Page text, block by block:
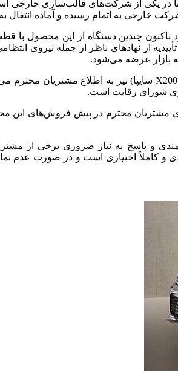
در یکی‌ از شرکت‌های قالب‌سازی
خارجی به اتمام رسیده و آماده انتقال
چندین دستگاه از این محصول با
از نهادهای ناظر از جمله نیروی
X200 سایپا) نیز به اطلاع مشتریان محترم
شورای رقابت است.
مشتریان محترم در پیش فروش‌های
و پاسخ به نياز ضروری برخی از
و کاملاً اختیاری است و در صورت عدم